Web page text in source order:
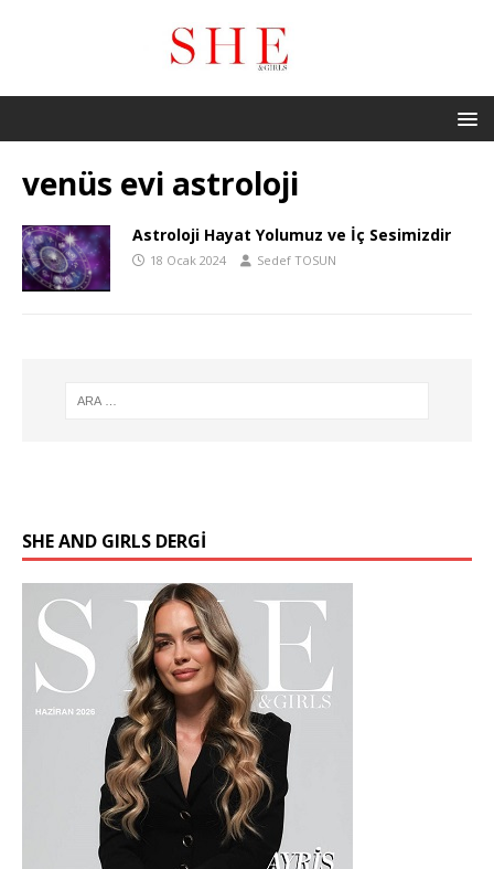
venüs evi astroloji
Astroloji Hayat Yolumuz ve İç Sesimizdir
18 Ocak 2024 Sedef TOSUN
SHE AND GIRLS DERGİ